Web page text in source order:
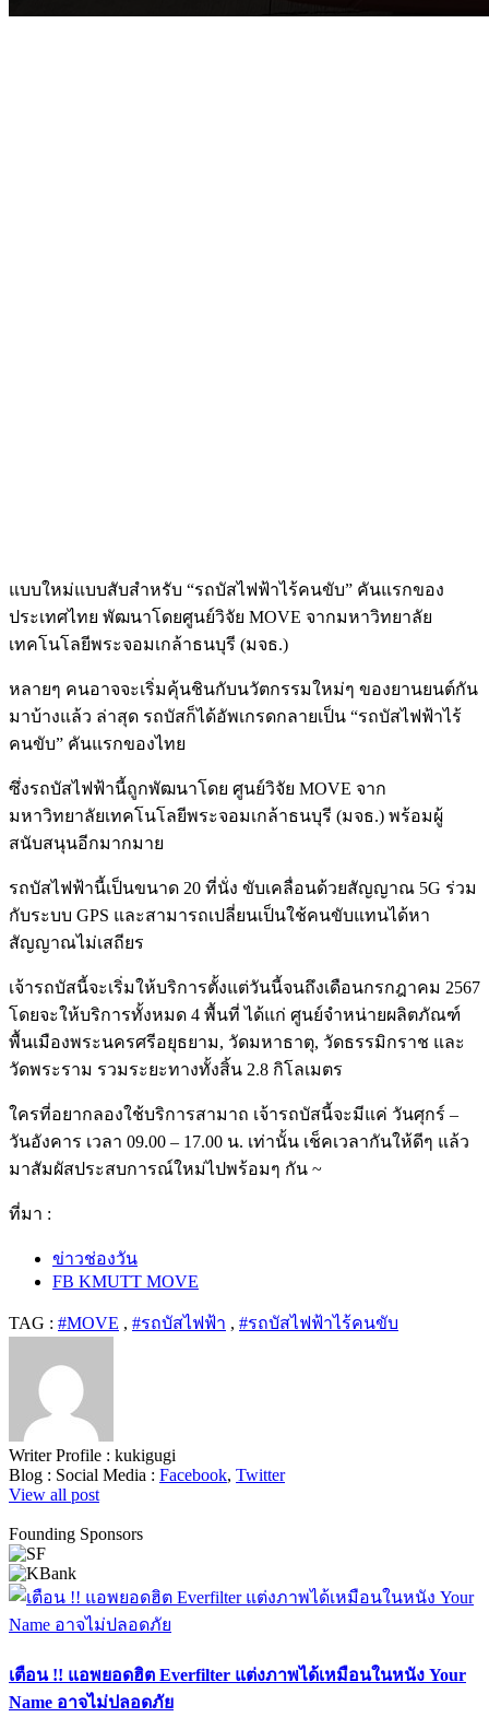
แบบใหม่แบบสับสำหรับ “รถบัสไฟฟ้าไร้คนขับ” คันแรกของ
ประเทศไทย พัฒนาโดยศูนย์วิจัย MOVE จากมหาวิทยาลัย
เทคโนโลยีพระจอมเกล้าธนบุรี (มจธ.)
หลายๆ คนอาจจะเริ่มคุ้นชินกับนวัตกรรมใหม่ๆ ของยานยนต์กัน
มาบ้างแล้ว ล่าสุด รถบัสก็ได้อัพเกรดกลายเป็น “รถบัสไฟฟ้าไร้
คนขับ” คันแรกของไทย
ซึ่งรถบัสไฟฟ้านี้ถูกพัฒนาโดย ศูนย์วิจัย MOVE จาก
มหาวิทยาลัยเทคโนโลยีพระจอมเกล้าธนบุรี (มจธ.) พร้อมผู้
สนับสนุนอีกมากมาย
รถบัสไฟฟ้านี้เป็นขนาด 20 ที่นั่ง ขับเคลื่อนด้วยสัญญาณ 5G ร่วม
กับระบบ GPS และสามารถเปลี่ยนเป็นใช้คนขับแทนได้หา
สัญญาณไม่เสถียร
เจ้ารถบัสนี้จะเริ่มให้บริการตั้งแต่วันนี้จนถึงเดือนกรกฎาคม 2567
โดยจะให้บริการทั้งหมด 4 พื้นที่ ได้แก่ ศูนย์จำหน่ายผลิตภัณฑ์
พื้นเมืองพระนครศรีอยุธยาม, วัดมหาธาตุ, วัดธรรมิกราช และ
วัดพระราม รวมระยะทางทั้งสิ้น 2.8 กิโลเมตร
ใครที่อยากลองใช้บริการสามาถ เจ้ารถบัสนี้จะมีแค่ วันศุกร์ –
วันอังคาร เวลา 09.00 – 17.00 น. เท่านั้น เช็คเวลากันให้ดีๆ แล้ว
มาสัมผัสประสบการณ์ใหม่ไปพร้อมๆ กัน ~
ที่มา :
ข่าวช่องวัน
FB KMUTT MOVE
TAG : #MOVE , #รถบัสไฟฟ้า , #รถบัสไฟฟ้าไร้คนขับ
Writer Profile : kukigugi
Blog : Social Media : Facebook, Twitter
View all post
Founding Sponsors
เตือน !! แอพยอดฮิต Everfilter แต่งภาพได้เหมือนในหนัง Your
Name อาจไม่ปลอดภัย